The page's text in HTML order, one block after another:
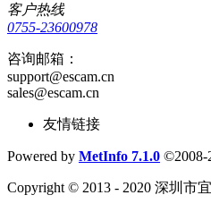
客户热线
0755-23600978
咨询邮箱：
support@escam.cn
sales@escam.cn
友情链接
Powered by MetInfo 7.1.0 ©2008-
Copyright © 2013 - 2020 深圳市